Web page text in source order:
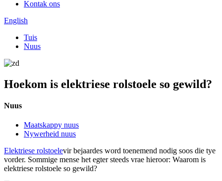
Kontak ons
English
Tuis
Nuus
Hoekom is elektriese rolstoele so gewild?
Nuus
Maatskappy nuus
Nywerheid nuus
Elektriese rolstoelevir bejaardes word toenemend nodig soos die tye
vorder. Sommige mense het egter steeds vrae hieroor: Waarom is
elektriese rolstoele so gewild?